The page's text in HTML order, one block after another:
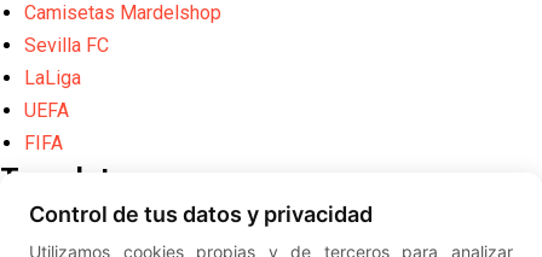
Camisetas Mardelshop
Sevilla FC
LaLiga
UEFA
FIFA
Translate
Powered by Translate
Control de tus datos y privacidad
Utilizamos cookies propias y de terceros para analizar